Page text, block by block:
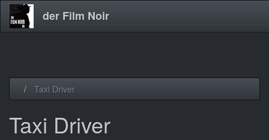
der Film Noir
Taxi Driver
Taxi Driver